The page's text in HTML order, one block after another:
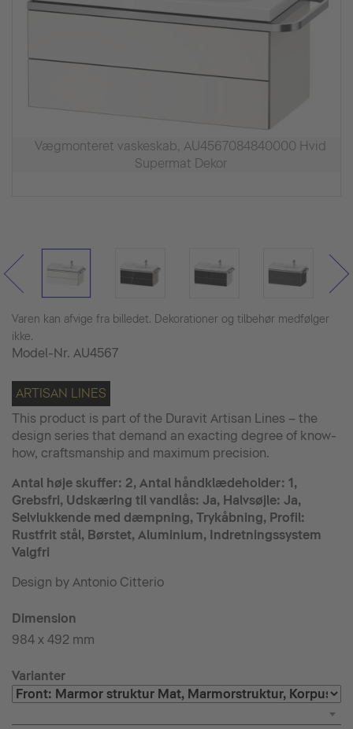
Vægmonteret vaskeskab, AU4567084840000 Hvid
Supermat Dekor
Varen kan afvige fra billedet. Dekorationer og tilbehør medfølger
ikke.
Model-Nr. AU4567
ARTISAN LINES
This product is part of the Duravit Artisan Lines – the
design series that demand an exacting degree of know-
how, craftsmanship and maximum precision.
Antal høje skuffer: 2, Antal håndklædeholder: 1,
Grebsfri, Udskæring til vandlås: Ja, Halvsøjle: Ja,
Selvlukkende med dæmpning, Trykåbning, Profil:
Rustfrit stål, Børstet, Aluminium, Indretningssystem
Valgfri
Design by Antonio Citterio
Dimension
984 x 492 mm
Varianter